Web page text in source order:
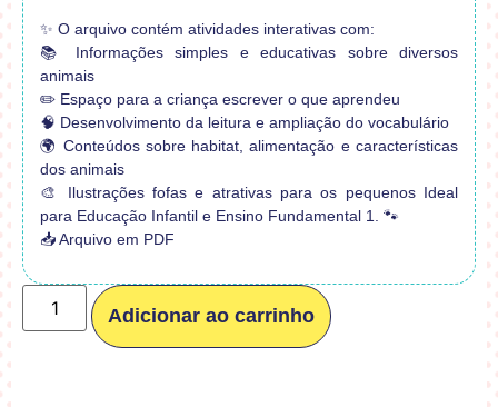
✨ O arquivo contém atividades interativas com:
📚 Informações simples e educativas sobre diversos
animais
✏️ Espaço para a criança escrever o que aprendeu
🧠 Desenvolvimento da leitura e ampliação do vocabulário
🌍 Conteúdos sobre habitat, alimentação e características
dos animais
🎨 Ilustrações fofas e atrativas para os pequenos Ideal
para Educação Infantil e Ensino Fundamental 1. 🐾
📥 Arquivo em PDF
Adicionar ao carrinho